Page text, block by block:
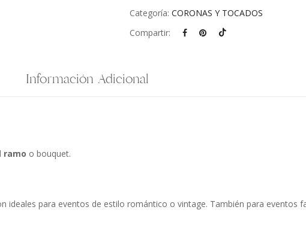
Categoría:CORONAS Y TOCADOS
Compartir:
Información Adicional
ramo o bouquet.
ideales para eventos de estilo romántico o vintage. También para eventos